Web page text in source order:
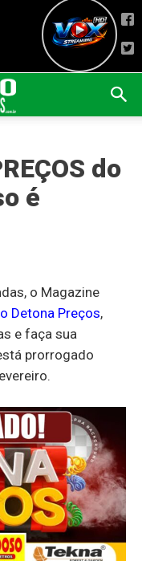
do
é
o Magazine
Detona Preços,
e faça sua
prorrogado